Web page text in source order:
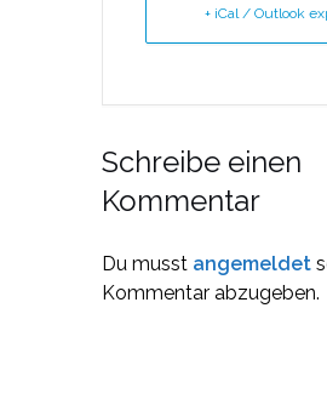
+ iCal / Outlook
Schreibe einen
Kommentar
Du musst angemeldet
Kommentar abzugeben.